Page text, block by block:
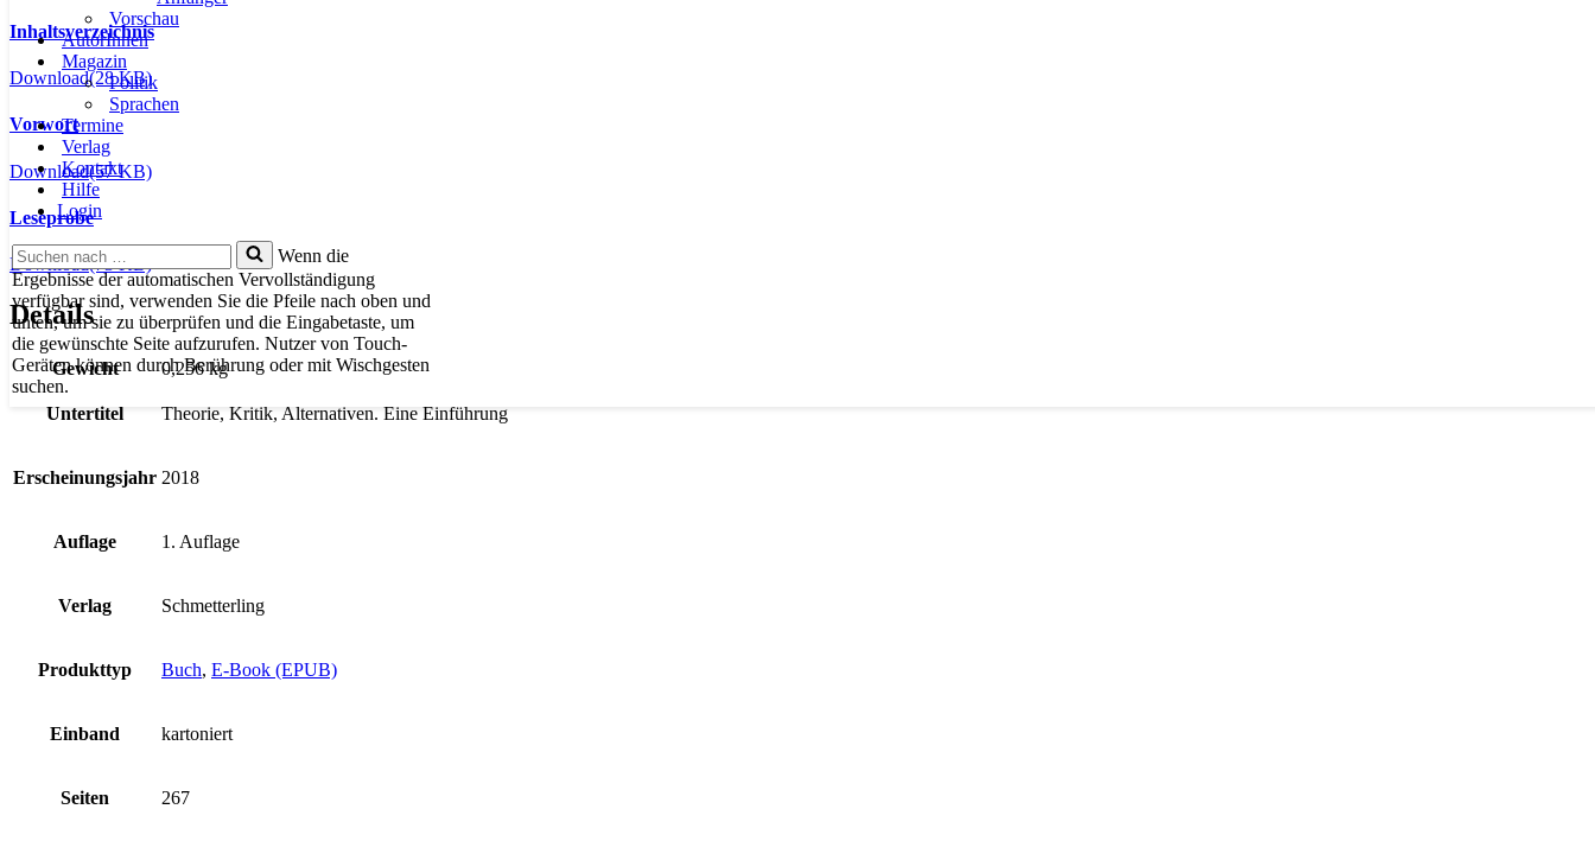
Vorschau
AutorInnen
Magazin
Politik
Sprachen
Termine
Verlag
Kontakt
Hilfe
Login
Suchen
nach …
Wenn die
Ergebnisse der automatischen Vervollständigung
verfügbar sind, verwenden Sie die Pfeile nach oben und
unten, um sie zu überprüfen und die Eingabetaste, um
die gewünschte Seite aufzurufen. Nutzer von Touch-
Geräten können durch Berührung oder mit Wischgesten
suchen.
Inhaltsverzeichnis
Download(28 KB)
Vorwort
Download(57 KB)
Leseprobe
Download(73 KB)
Details
Gewicht 0,256 kg
Untertitel Theorie, Kritik, Alternativen. Eine Einführung
Erscheinungsjahr 2018
Auflage 1. Auflage
Verlag Schmetterling
Produkttyp Buch, E-Book (EPUB)
Einband kartoniert
Seiten 267